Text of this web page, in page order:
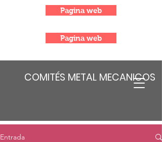
COMITÉS METAL MECANICOS
Pagina web
Pagina web
Entrada